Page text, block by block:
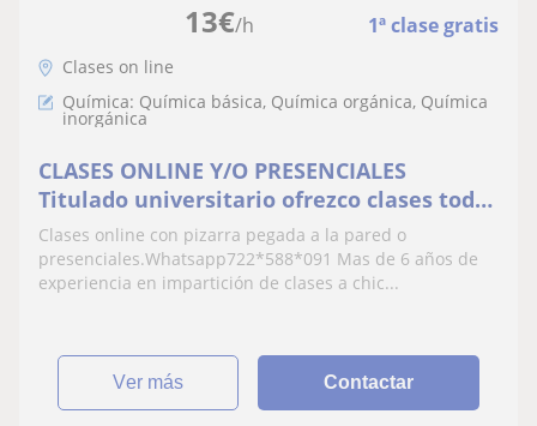
13€/h 1ª clase gratis
Clases on line
Química: Química básica, Química orgánica, Química
inorgánica
CLASES ONLINE Y/O PRESENCIALES
Titulado universitario ofrezco clases todos
los niveles
Clases online con pizarra pegada a la pared o
presenciales.Whatsapp722*588*091 Mas de 6 años de
experiencia en impartición de clases a chic...
ver más Contactar